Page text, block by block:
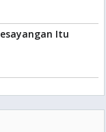
Itu